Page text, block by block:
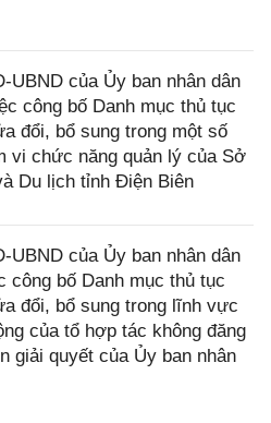
UBND của Ủy ban nhân dân
công bố Danh mục thủ tục
đổi, bổ sung trong một số
vi chức năng quản lý của Sở
Du lịch tỉnh Điện Biên
UBND của Ủy ban nhân dân
công bố Danh mục thủ tục
đổi, bổ sung trong lĩnh vực
của tổ hợp tác không đăng
giải quyết của Ủy ban nhân